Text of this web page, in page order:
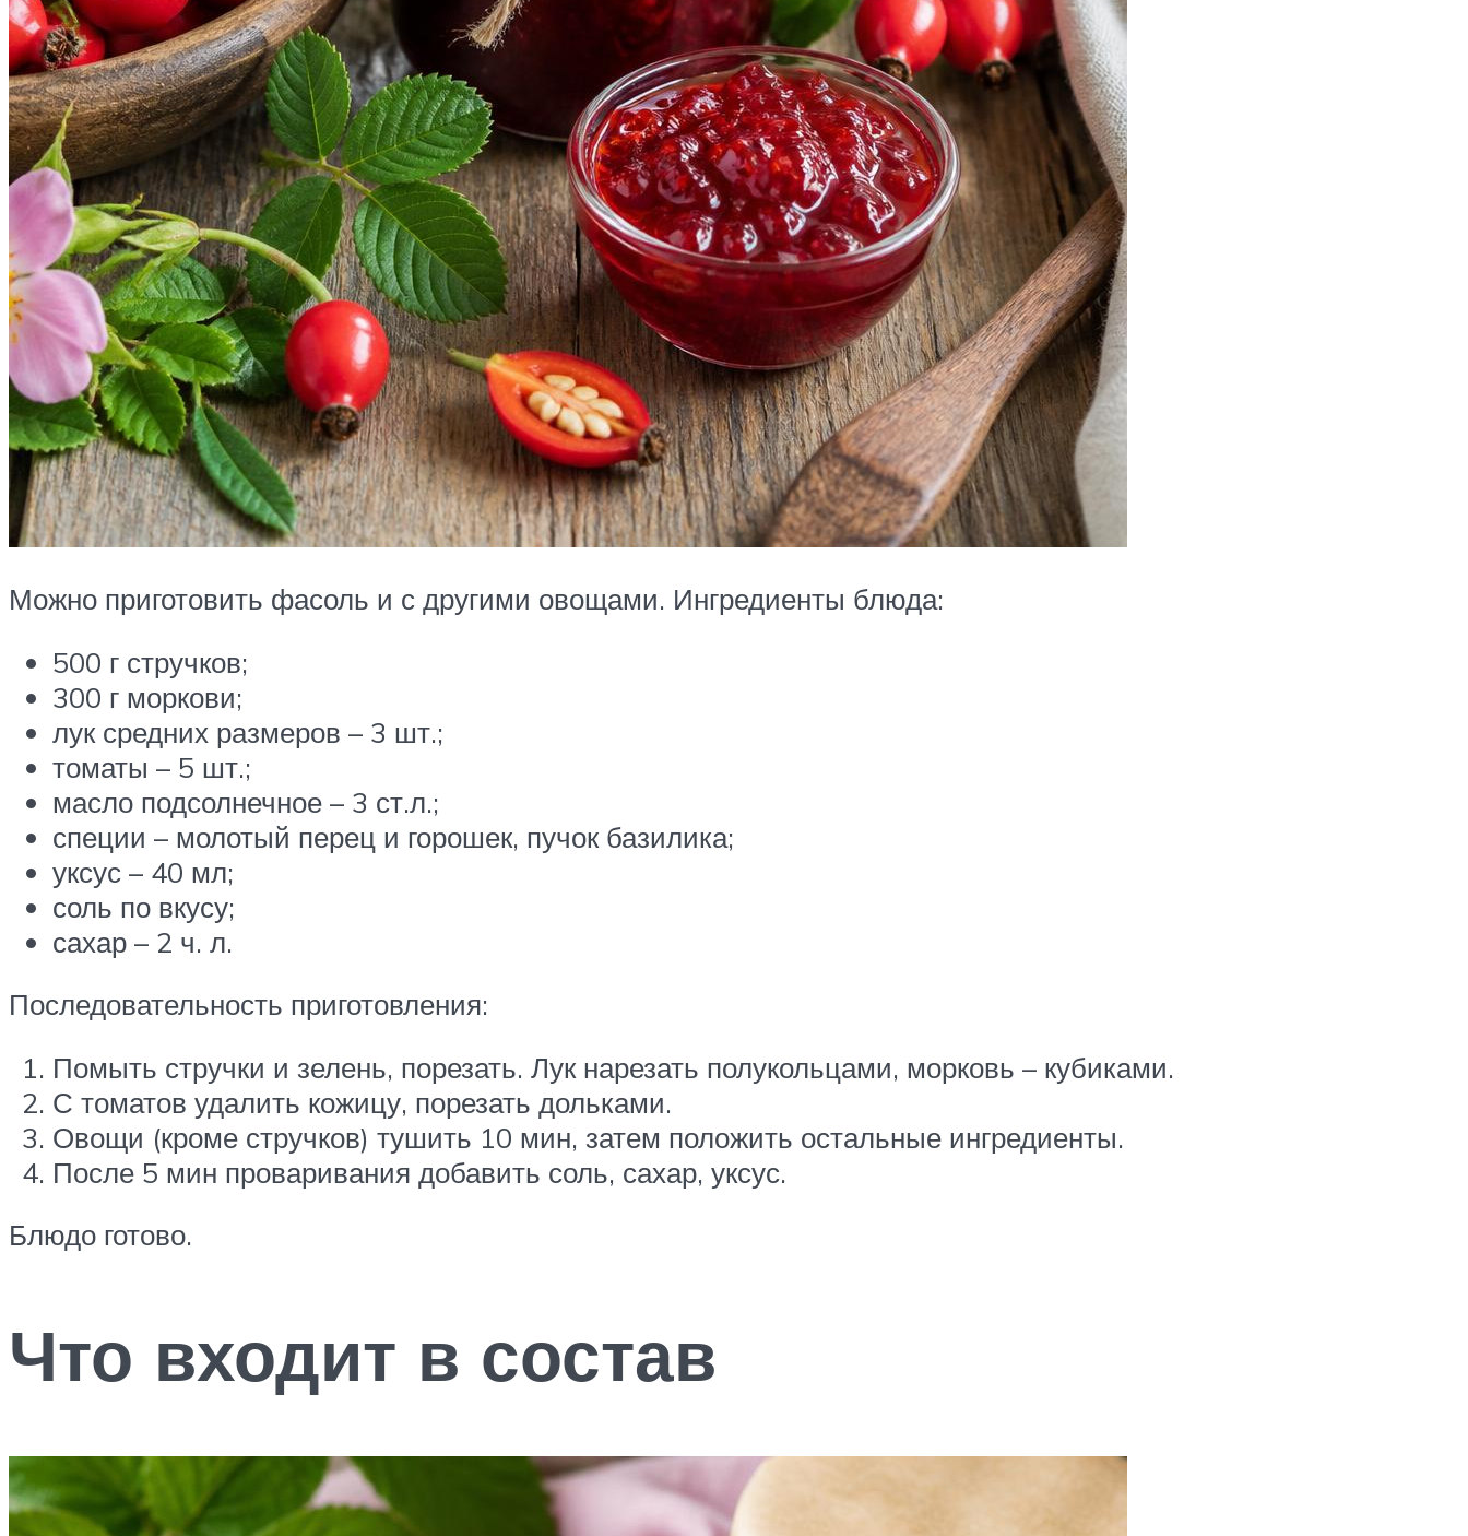
Можно приготовить фасоль и с другими овощами. Ингредиенты блюда:
500 г стручков;
300 г моркови;
лук средних размеров – 3 шт.;
томаты – 5 шт.;
масло подсолнечное – 3 ст.л.;
специи – молотый перец и горошек, пучок базилика;
уксус – 40 мл;
соль по вкусу;
сахар – 2 ч. л.
Последовательность приготовления:
Помыть стручки и зелень, порезать. Лук нарезать полукольцами, морковь – кубиками.
С томатов удалить кожицу, порезать дольками.
Овощи (кроме стручков) тушить 10 мин, затем положить остальные ингредиенты.
После 5 мин проваривания добавить соль, сахар, уксус.
Блюдо готово.
Что входит в состав